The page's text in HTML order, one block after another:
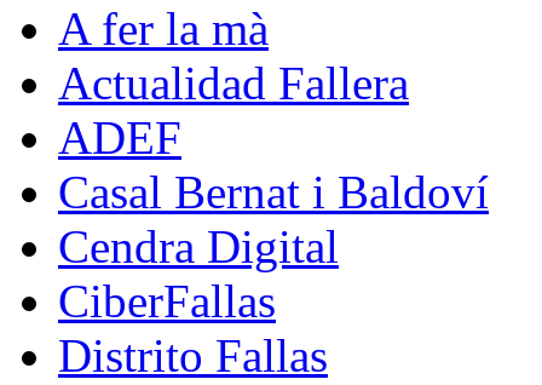
A fer la mà
Actualidad Fallera
ADEF
Casal Bernat i Baldoví
Cendra Digital
CiberFallas
Distrito Fallas